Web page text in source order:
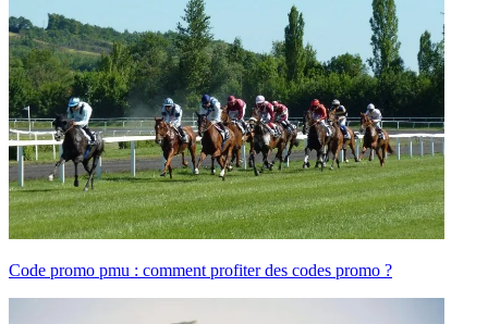
Code promo pmu : comment profiter des codes promo ?